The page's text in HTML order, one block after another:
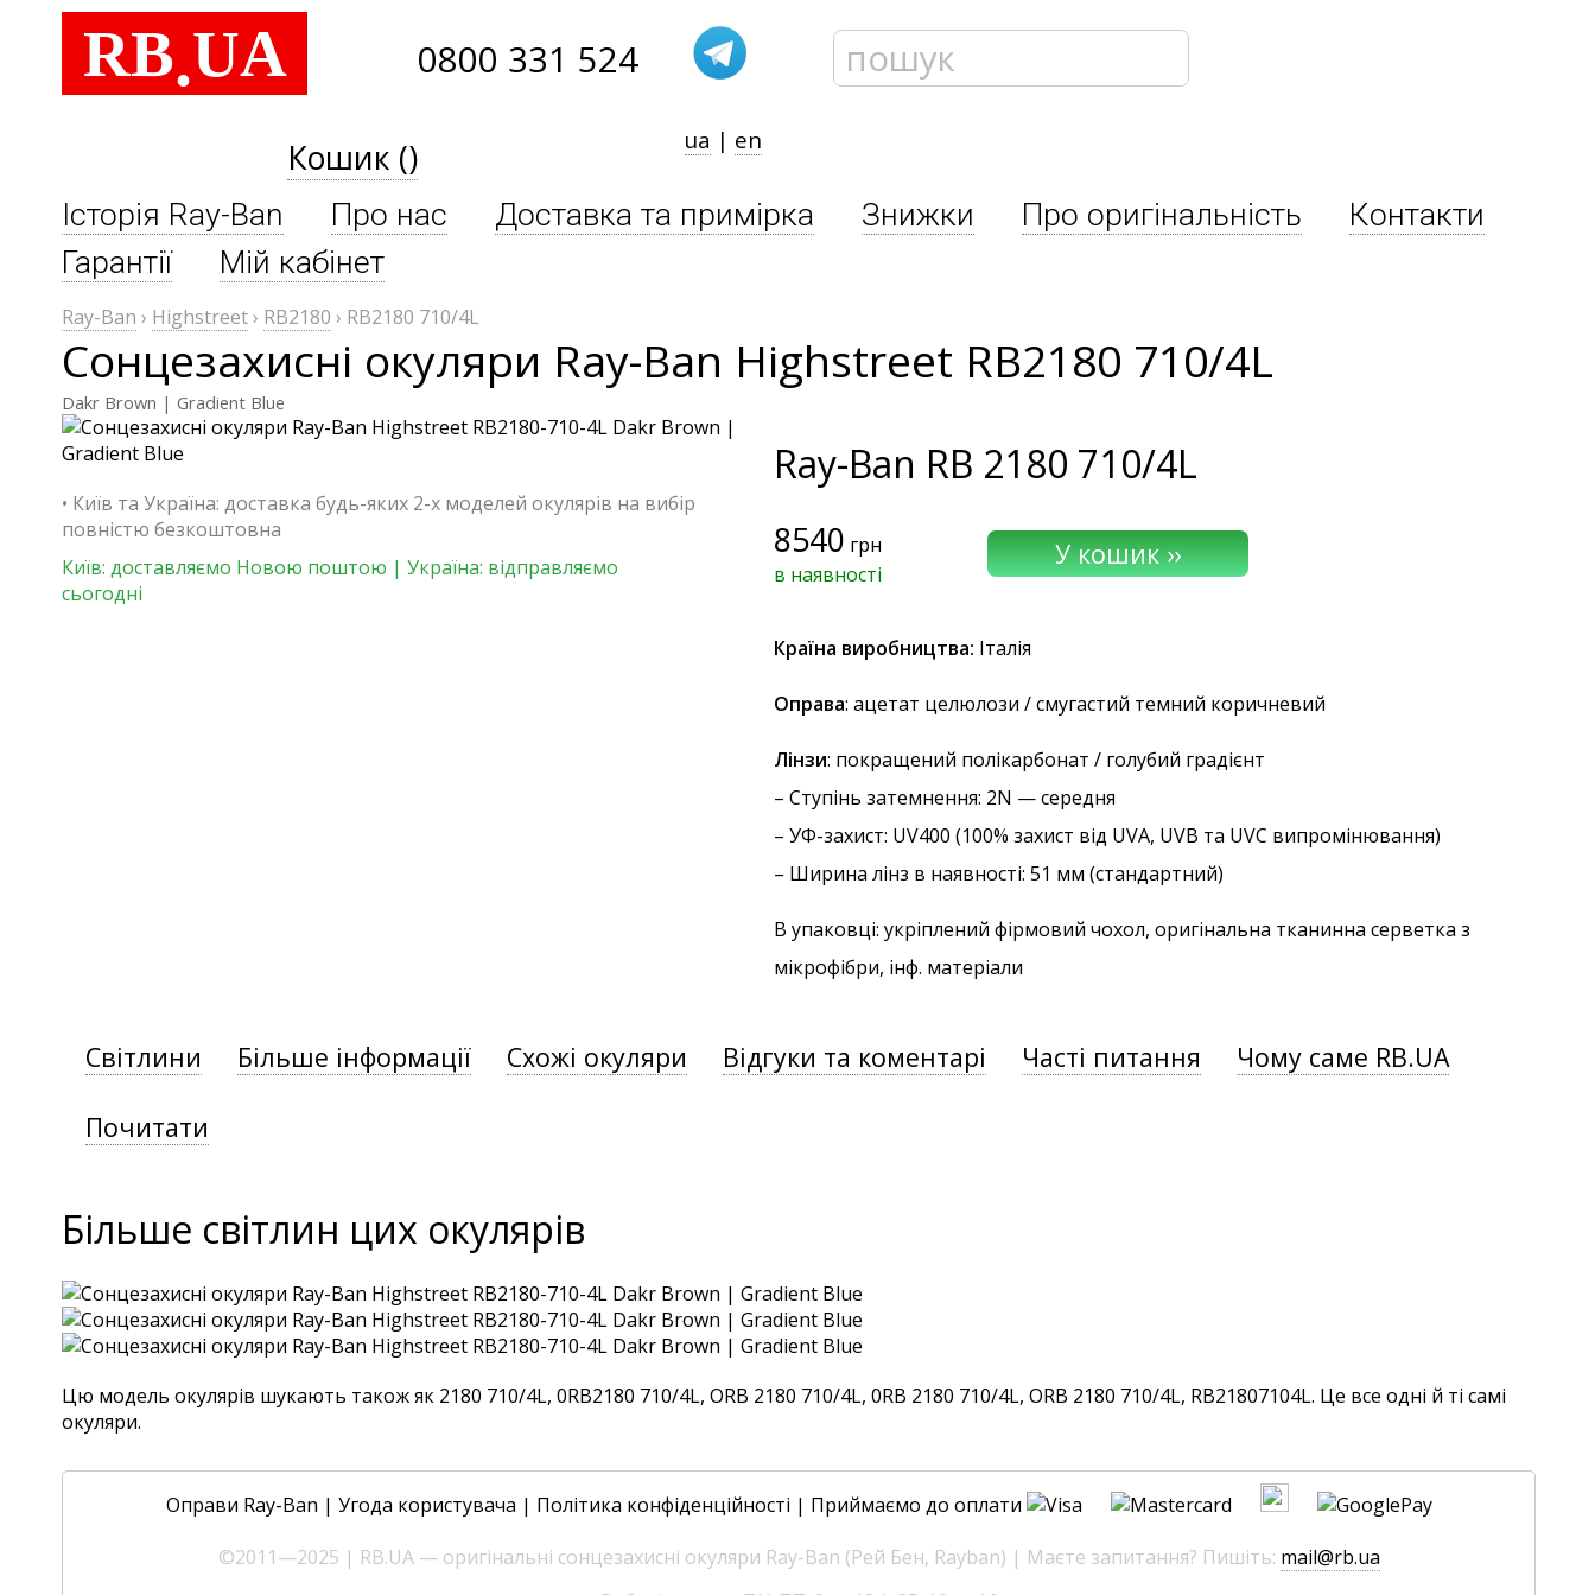
RB.UA 0800 331 524
Кошик () ua | en
Історія Ray-Ban Про нас Доставка та примірка Знижки Про оригінальність
Контакти
Гарантії
Мій кабінет
Ray-Ban › Highstreet› RB2180 › RB2180 710/4L
Сонцезахисні окуляри Ray-Ban Highstreet RB2180 710/4L
Dakr Brown | Gradient Blue
• Київ та Україна: доставка будь-яких 2-х моделей окулярів на вибір
повністю безкоштовна
Київ: доставляємо Новою поштою | Україна: відправляємо
сьогодні
Ray-Ban RB 2180 710/4L
8540 грн
в наявності
Країна виробництва: Італія
Оправа: ацетат целюлози / смугастий темний коричневий
Лінзи: покращений полікарбонат / голубий градієнт
– Ступінь затемнення: 2N — середня
– УФ-захист: UV400 (100% захист від UVA, UVB та UVC випромінювання)
– Ширина лінз в наявності: 51 мм (стандартний)
В упаковці: укріплений фірмовий чохол, оригінальна тканинна серветка з
мікрофібри, інф. матеріали
Світлини Більше інформації Схожі окуляри Відгуки та коментарі Часті питання Чому саме RB.UA
Почитати
Більше світлин цих окулярів
Цю модель окулярів шукають також як 2180 710/4L, 0RB2180 710/4L, ORB 2180 710/4L, 0RB 2180 710/4L, ORB 2180 710/4L, RB21807104L. Це все одні й ті самі
окуляри.
Оправи Ray-Ban | Угода користувача | Політика конфіденційності | Приймаємо до оплати
©2011—2025 | RB.UA — оригінальні сонцезахисні окуляри Ray-Ban (Рей Бен, Rayban) | Маєте запитання? Пишіть: mail@rb.ua